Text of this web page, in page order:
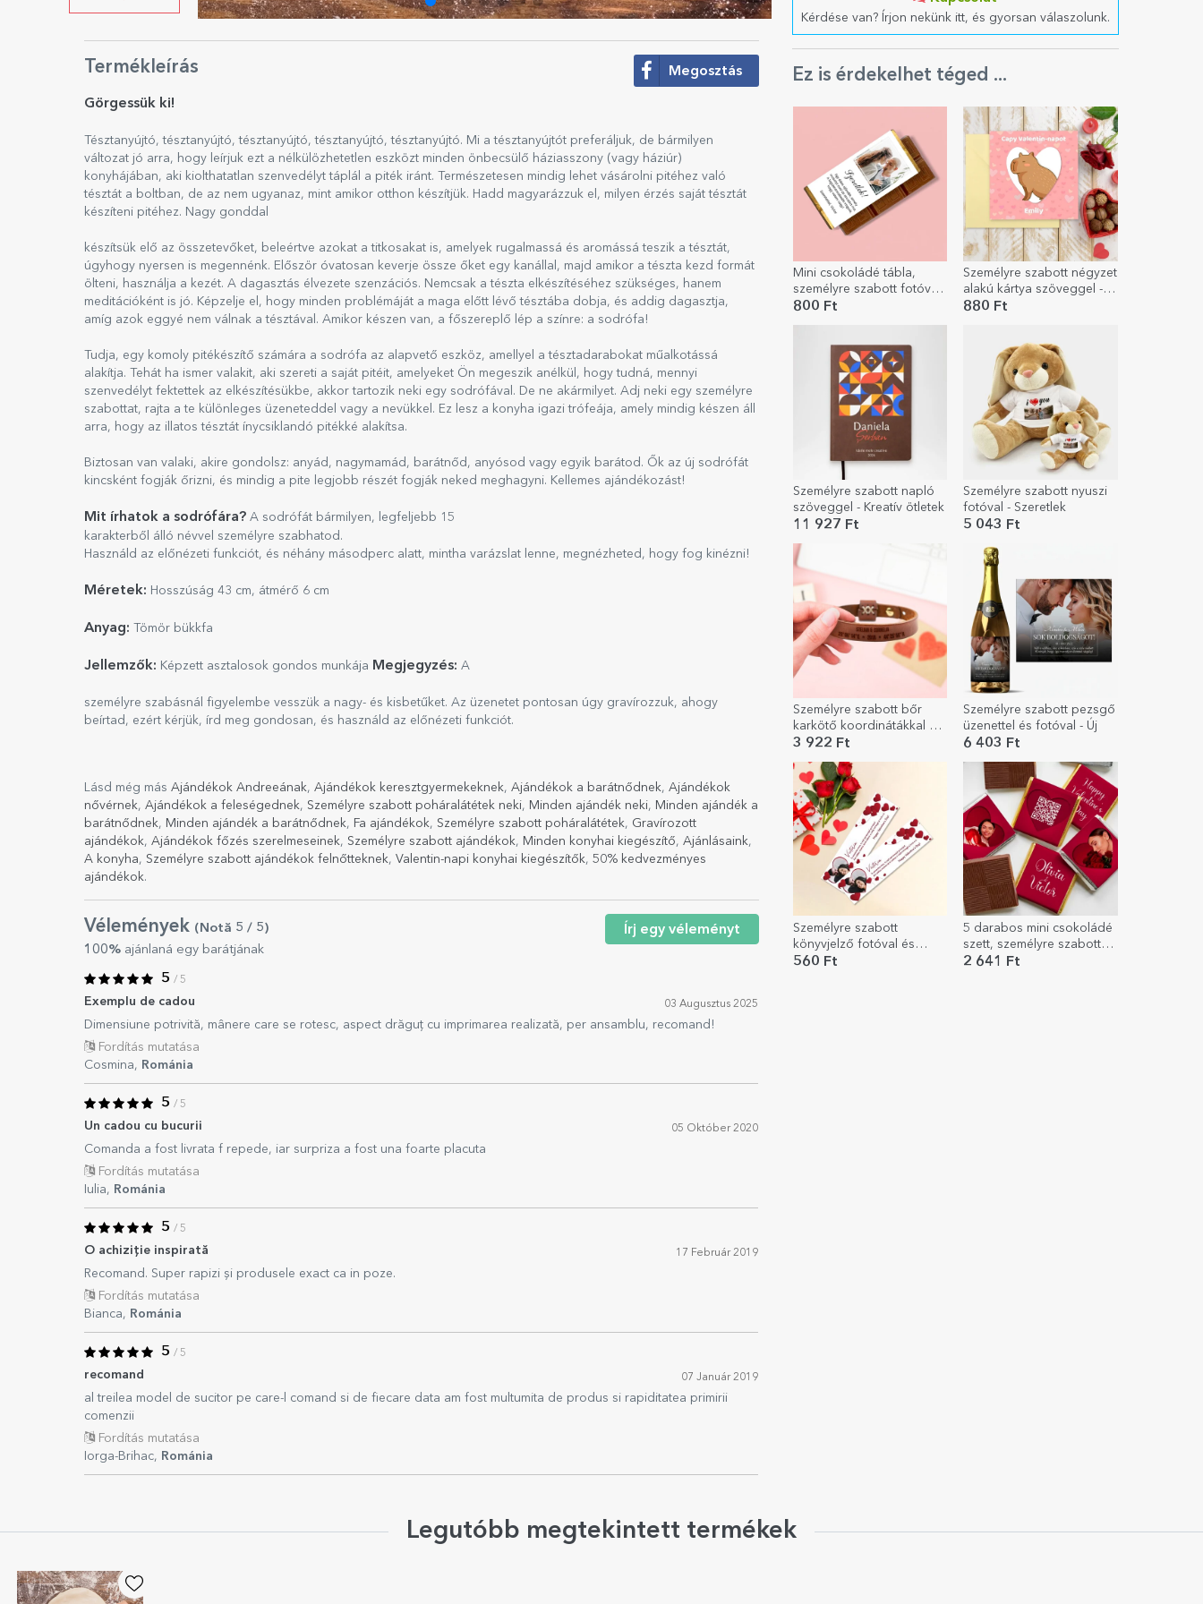
Kérdése van? Írjon nekünk itt, és gyorsan válaszolunk.
Ez is érdekelhet téged ...
Mini csokoládé tábla,
személyre szabott fotóval
és üzenettel
800 Ft
Személyre szabott négyzet
alakú kártya szöveggel -
Kapibara
880 Ft
Személyre szabott napló
szöveggel - Kreatív ötletek
11 927 Ft
Személyre szabott nyuszi
fotóval - Szeretlek
5 043 Ft
Személyre szabott bőr
karkötő koordinátákkal és
névvel
3 922 Ft
Személyre szabott pezsgő
üzenettel és fotóval - Új
6 403 Ft
Személyre szabott
könyvjelző fotóval és
üzenettel – Szeretlek
560 Ft
5 darabos mini csokoládé
szett, személyre szabott
fotókkal, QR-kóddal és
2 641 Ft
Termékleírás Megosztás
Görgessük ki!
Tésztanyújtó, tésztanyújtó, tésztanyújtó, tésztanyújtó, tésztanyújtó. Mi a tésztanyújtót preferáljuk, de bármilyen
változat jó arra, hogy leírjuk ezt a nélkülözhetetlen eszközt minden önbecsülő háziasszony (vagy háziúr)
konyhájában, aki kiolthatatlan szenvedélyt táplál a piték iránt. Természetesen mindig lehet vásárolni pitéhez való
tésztát a boltban, de az nem ugyanaz, mint amikor otthon készítjük. Hadd magyarázzuk el, milyen érzés saját tésztát
készíteni pitéhez. Nagy gonddal
készítsük elő az összetevőket, beleértve azokat a titkosakat is, amelyek rugalmassá és aromássá teszik a tésztát,
úgyhogy nyersen is megennénk. Először óvatosan keverje össze őket egy kanállal, majd amikor a tészta kezd formát
ölteni, használja a kezét. A dagasztás élvezete szenzációs. Nemcsak a tészta elkészítéséhez szükséges, hanem
meditációként is jó. Képzelje el, hogy minden problémáját a maga előtt lévő tésztába dobja, és addig dagasztja,
amíg azok eggyé nem válnak a tésztával. Amikor készen van, a főszereplő lép a színre: a sodrófa!
Tudja, egy komoly pitékészítő számára a sodrófa az alapvető eszköz, amellyel a tésztadarabokat műalkotássá
alakítja. Tehát ha ismer valakit, aki szereti a saját pitéit, amelyeket Ön megeszik anélkül, hogy tudná, mennyi
szenvedélyt fektettek az elkészítésükbe, akkor tartozik neki egy sodrófával. De ne akármilyet. Adj neki egy személyre
szabottat, rajta a te különleges üzeneteddel vagy a nevükkel. Ez lesz a konyha igazi trófeája, amely mindig készen áll
arra, hogy az illatos tésztát ínycsiklandó pitékké alakítsa.
Biztosan van valaki, akire gondolsz: anyád, nagymamád, barátnőd, anyósod vagy egyik barátod. Ők az új sodrófát
kincsként fogják őrizni, és mindig a pite legjobb részét fogják neked meghagyni. Kellemes ajándékozást!
Mit írhatok a sodrófára? A sodrófát bármilyen, legfeljebb 15
karakterből álló névvel személyre szabhatod.
Használd az előnézeti funkciót, és néhány másodperc alatt, mintha varázslat lenne, megnézheted, hogy fog kinézni!
Méretek: Hosszúság 43 cm, átmérő 6 cm
Anyag: Tömör bükkfa
Jellemzők: Képzett asztalosok gondos munkája Megjegyzés: A
személyre szabásnál figyelembe vesszük a nagy- és kisbetűket. Az üzenetet pontosan úgy gravírozzuk, ahogy
beírtad, ezért kérjük, írd meg gondosan, és használd az előnézeti funkciót.
Lásd még más Ajándékok Andreeának, Ajándékok keresztgyermekeknek, Ajándékok a barátnődnek, Ajándékok
nővérnek, Ajándékok a feleségednek, Személyre szabott poháralátétek neki, Minden ajándék neki, Minden ajándék a
barátnődnek, Minden ajándék a barátnődnek, Fa ajándékok, Személyre szabott poháralátétek, Gravírozott
ajándékok, Ajándékok főzés szerelmeseinek, Személyre szabott ajándékok, Minden konyhai kiegészítő, Ajánlásaink,
A konyha, Személyre szabott ajándékok felnőtteknek, Valentin-napi konyhai kiegészítők, 50% kedvezményes
ajándékok.
Vélemények (Notă 5 / 5)
100% ajánlaná egy barátjának
Írj egy véleményt
5 / 5
Exemplu de cadou 03 Augusztus 2025
Dimensiune potrivită, mânere care se rotesc, aspect drăguț cu imprimarea realizată, per ansamblu, recomand!
Fordítás mutatása
Cosmina, Románia
5 / 5
Un cadou cu bucurii 05 Október 2020
Comanda a fost livrata f repede, iar surpriza a fost una foarte placuta
Fordítás mutatása
Iulia, Románia
5 / 5
O achiziție inspirată 17 Február 2019
Recomand. Super rapizi și produsele exact ca in poze.
Fordítás mutatása
Bianca, Románia
5 / 5
recomand 07 Január 2019
al treilea model de sucitor pe care-l comand si de fiecare data am fost multumita de produs si rapiditatea primirii
comenzii
Fordítás mutatása
Iorga-Brihac, Románia
Legutóbb megtekintett termékek